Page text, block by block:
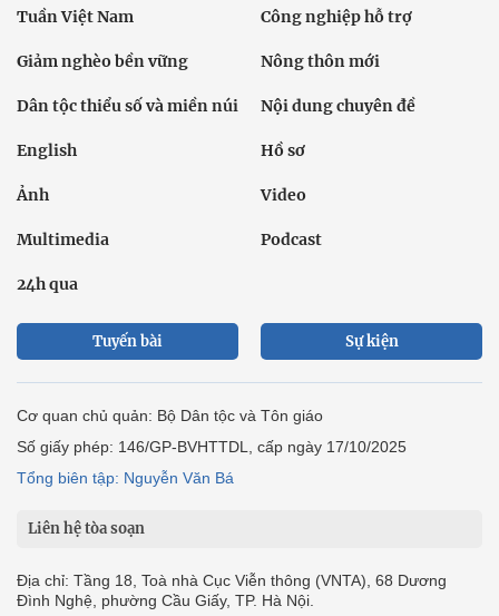
Tuần Việt Nam Công nghiệp hỗ trợ
Giảm nghèo bền vững Nông thôn mới
Dân tộc thiểu số và miền núi Nội dung chuyên đề
English Hồ sơ
Ảnh Video
Multimedia Podcast
24h qua
Tuyến bài Sự kiện
Cơ quan chủ quản: Bộ Dân tộc và Tôn giáo
Số giấy phép: 146/GP-BVHTTDL, cấp ngày 17/10/2025
Tổng biên tập: Nguyễn Văn Bá
Liên hệ tòa soạn
Địa chỉ: Tầng 18, Toà nhà Cục Viễn thông (VNTA), 68 Dương
Đình Nghệ, phường Cầu Giấy, TP. Hà Nội.